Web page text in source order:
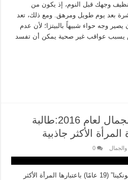
وجهك قبل النوم، إذ يكون من
بعد يوم طويل ومرهق. ومع ذلك، تعد
وجه حواء شبيهاً بالبيتزا؛ لأن عدم
يسبب عواقب غير صحية يمكن أن تفسد
ضمن مسابقة ملكة الجمال لعام 2016:طالبة
الأكثر جاذبية
0
تُوجت المراهقة الروسية “ألينا شونكينا” (19 عامًا) باعتبارها المرأة الأكثر